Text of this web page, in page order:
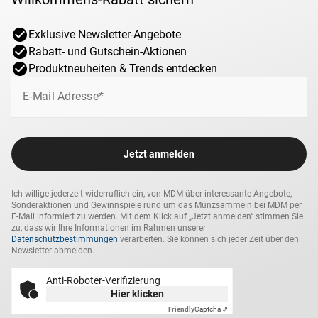
Exklusive Newsletter-Angebote
Rabatt- und Gutschein-Aktionen
Produktneuheiten & Trends entdecken
E-Mail Adresse*
Jetzt anmelden
Ich willige jederzeit widerruflich ein, von MDM über interessante Angebote,
Sonderaktionen und Gewinnspiele rund um das Münzsammeln bei MDM per
E-Mail informiert zu werden. Mit dem Klick auf „Jetzt anmelden“ stimmen Sie
zu, dass wir Ihre Informationen im Rahmen unserer
Datenschutzbestimmungen verarbeiten. Sie können sich jeder Zeit über den
Newsletter abmelden.
Anti-Roboter-Verifizierung
Hier klicken
FriendlyCaptcha ⇗